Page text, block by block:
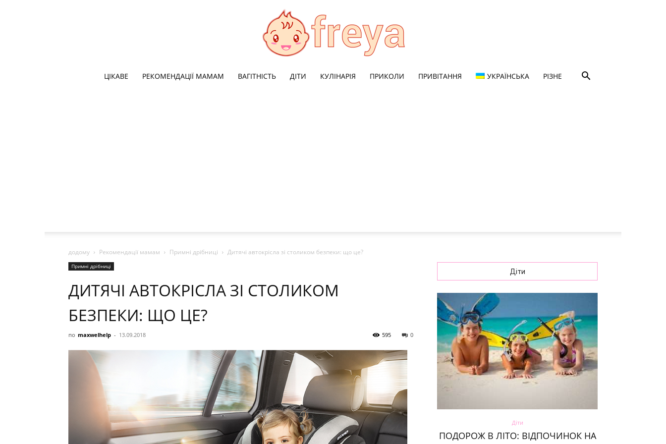
ЦІКАВЕ РЕКОМЕНДАЦІЇ МАМАМ ВАГІТНІСТЬ ДІТИ КУЛІНАРІЯ ПРИКОЛИ ПРИВІТАННЯ УКРАЇНСЬКА РІЗНЕ
додому Рекомендації мамам Примні дрібниці Дитячі автокрісла зі столиком безпеки: що це?
Примні дрібниці
ДИТЯЧІ АВТОКРІСЛА ЗІ СТОЛИКОМ
БЕЗПЕКИ: ЩО ЦЕ?
по maxwelhelp - 13.09.2018 0
595
Діти
Діти
ПОДОРОЖ В ЛІТО: ВІДПОЧИНОК НА